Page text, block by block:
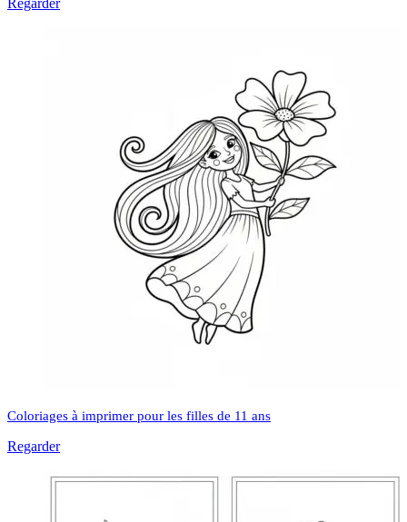
Regarder
Coloriages à imprimer pour les filles de 11 ans
Regarder